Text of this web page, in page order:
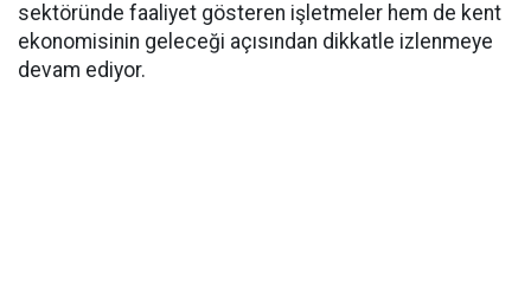
sektöründe faaliyet gösteren işletmeler hem de kent
ekonomisinin geleceği açısından dikkatle izlenmeye
devam ediyor.